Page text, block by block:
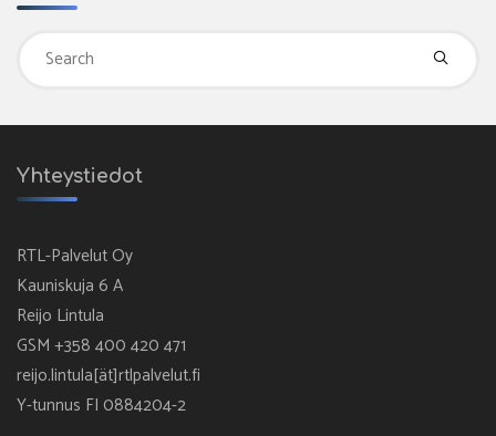
Yhteystiedot
RTL-Palvelut Oy
Kauniskuja 6 A
Reijo Lintula
GSM +358 400 420 471
reijo.lintula[ät]rtlpalvelut.fi
Y-tunnus FI 0884204-2